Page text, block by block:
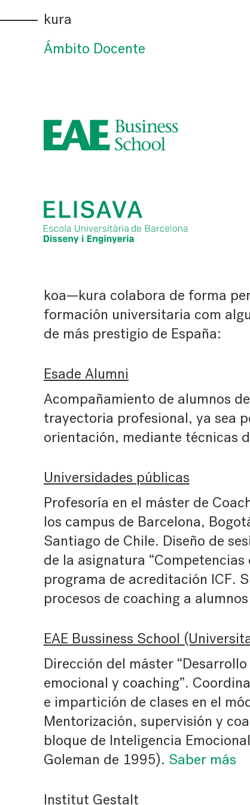
kura
Ámbito Docente
koa—kura colabora de forma
formación universitaria com
de más prestigio de España:
Esade Alumni
Acompañamiento de alumnos
trayectoria profesional, ya sea
orientación, mediante técnicas
Universidades públicas
Profesoría en el máster de
los campus de Barcelona,
Santiago de Chile. Diseño de
de la asignatura “Competencias
programa de acreditación ICF.
procesos de coaching a
EAE Bussiness School
Dirección del máster
emocional y coaching”.
e impartición de clases en el
Mentorización, supervisión y
bloque de Inteligencia
Goleman de 1995). Saber más
Institut Gestalt